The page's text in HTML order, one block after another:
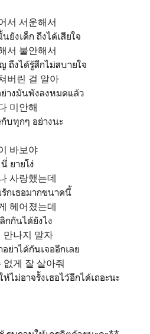
서 서운해서
ยังเด็ก ถึงได้เสียใจ
서 불안해서
ถึงได้รู้สึกไม่สบายใจ
버린 걸 알아
างมันพังลงหมดแล้ว
미안해
บทุกๆ อย่างนะ
바보야
นี่ ยายโง่
사랑했는데
กเธอมากขนาดนี้
헤어졌는데
ลิกกันได้ยังไง
만나지 말자
ย่าได้กันเจออีกเลย
없게 잘 살아줘
ม่อาจรั้งเธอไว้อีกได้เถอะนะ